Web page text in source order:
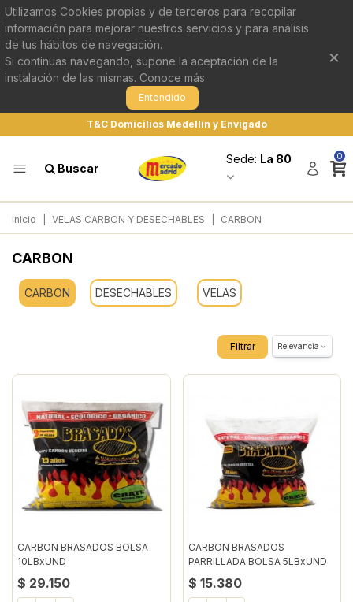
Utilizamos Cookies propias y de terceros para recopilar
información para mejorar nuestros servicios y para análisis
de tus hábitos de navegación.
Si continuas navegando, supone la aceptación de la
instalación de las mismas. Conoce más
Entendido
×
T&C Domicilios Medellín y Envigado
Buscar
Sede: La 80 0
Inicio VELAS CARBON Y DESECHABLES CARBON
CARBON
CARBON DESECHABLES VELAS
Filtrar Relevancia
CARBON BRASADOS BOLSA
10LBxUND
$ 29.150
CARBON BRASADOS
PARRILLADA BOLSA 5LBxUND
$ 15.380